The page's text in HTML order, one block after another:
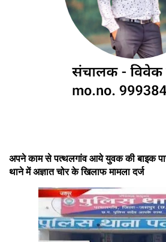
अपने काम से पत्थलगांव आये युवक की बाइक
थाने में अज्ञात चोर के खिलाफ मामला दर्ज